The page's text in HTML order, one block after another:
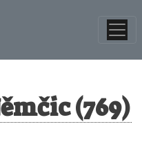
(769)